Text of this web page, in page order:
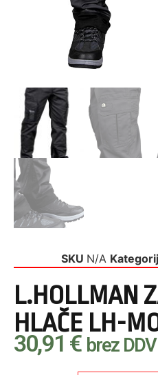
SKU N/A
L.HOLLMAN
HLAČE LH-
30,91 € brez DDV